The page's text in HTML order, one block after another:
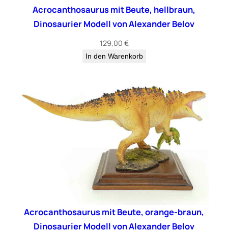
Acrocanthosaurus mit Beute, hellbraun,
Dinosaurier Modell von Alexander Belov
129,00 €
In den Warenkorb
Acrocanthosaurus mit Beute, orange-braun,
Dinosaurier Modell von Alexander Belov